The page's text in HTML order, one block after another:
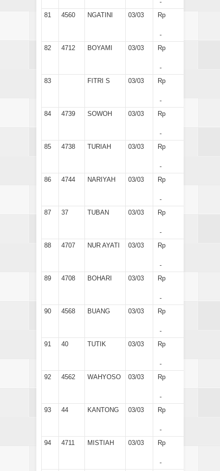
-
81
4560 NGATINI 03/03 Rp
-
82
4712 BOYAMI 03/03 Rp
-
83
FITRI S 03/03 Rp
-
84
4739 SOWOH 03/03 Rp
-
85
4738 TURIAH 03/03 Rp
-
86
4744 NARIYAH 03/03 Rp
-
87
37 TUBAN 03/03 Rp
-
88
4707 NUR AYATI 03/03 Rp
-
89
4708 BOHARI 03/03 Rp
-
90
4568 BUANG 03/03 Rp
-
91
40 TUTIK 03/03 Rp
-
92
4562 WAHYOSO 03/03 Rp
-
93
44 KANTONG 03/03 Rp
-
94
4711 MISTIAH 03/03 Rp
-